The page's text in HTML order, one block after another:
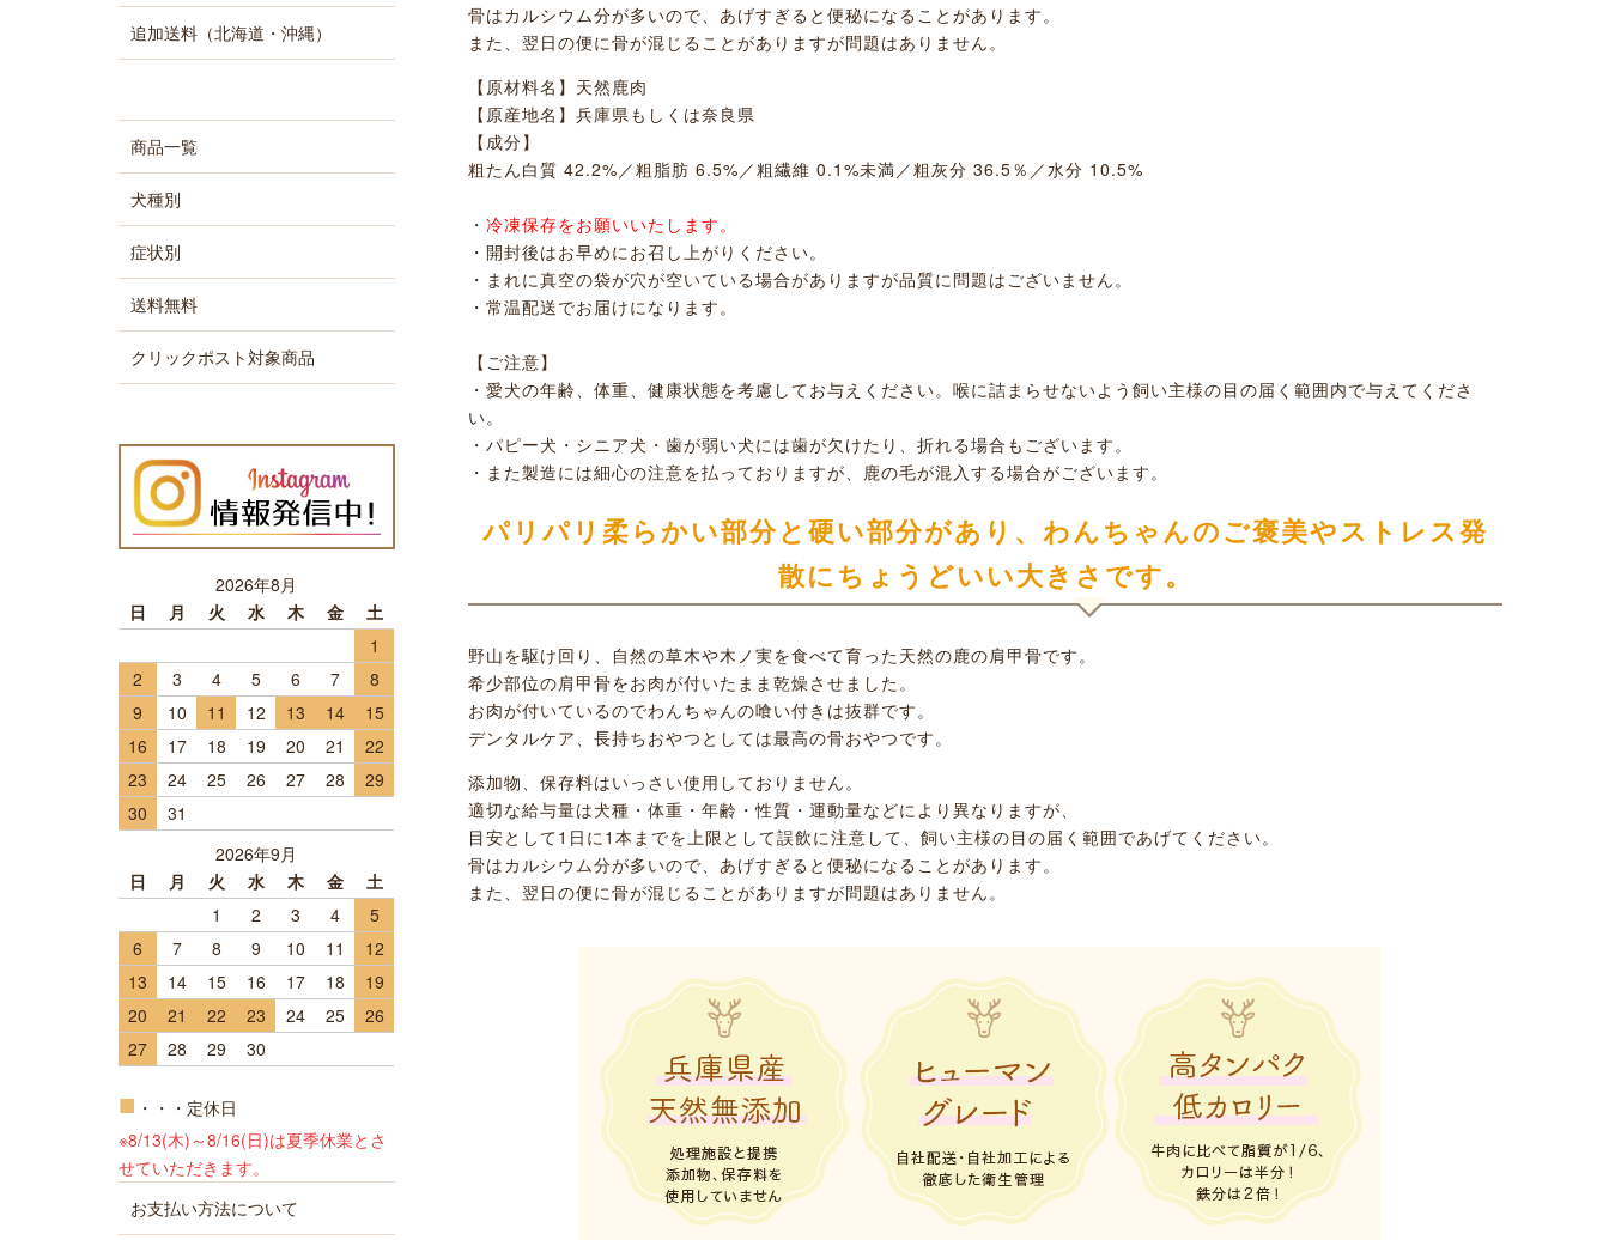
骨はカルシウム分が多いので、あげすぎると便秘になることがあります。
また、翌日の便に骨が混じることがありますが問題はありません。
【原材料名】天然鹿肉
【原産地名】兵庫県もしくは奈良県
【成分】
粗たん白質 42.2%／粗脂肪 6.5%／粗繊維 0.1%未満／粗灰分 36.5％／水分 10.5%
・冷凍保存をお願いいたします。
・開封後はお早めにお召し上がりください。
・まれに真空の袋が穴が空いている場合がありますが品質に問題はございません。
・常温配送でお届けになります。
【ご注意】
・愛犬の年齢、体重、健康状態を考慮してお与えください。喉に詰まらせないよう飼い主様の目の届く範囲内で与えてくださ
い。
・パピー犬・シニア犬・歯が弱い犬には歯が欠けたり、折れる場合もございます。
・また製造には細心の注意を払っておりますが、鹿の毛が混入する場合がございます。
パリパリ柔らかい部分と硬い部分があり、わんちゃんのご褒美やストレス発
散にちょうどいい大きさです。
野山を駆け回り、自然の草木や木ノ実を食べて育った天然の鹿の肩甲骨です。
希少部位の肩甲骨をお肉が付いたまま乾燥させました。
お肉が付いているのでわんちゃんの喰い付きは抜群です。
デンタルケア、長持ちおやつとしては最高の骨おやつです。
添加物、保存料はいっさい使用しておりません。
適切な給与量は犬種・体重・年齢・性質・運動量などにより異なりますが、
目安として1日に1本までを上限として誤飲に注意して、飼い主様の目の届く範囲であげてください。
骨はカルシウム分が多いので、あげすぎると便秘になることがあります。
また、翌日の便に骨が混じることがありますが問題はありません。
追加送料（北海道・沖縄）
商品一覧
犬種別
症状別
送料無料
クリックポスト対象商品
2026年8月
日
月 火 水 木 金
土
1
2
3 4 5 6 7
8
9
10 11 12 13 14
15
16
17 18 19 20 21
22
23
24 25 26 27 28
29
30
31
2026年9月
日
月 火 水 木 金
土
1
2 3 4
5
6
7 8 9 10 11
12
13
14 15 16 17 18
19
20
21 22 23 24 25
26
27
28 29 30
■ ・・・定休日
※8/13(木)～8/16(日)は夏季休業とさ
せていただきます。
お支払い方法について